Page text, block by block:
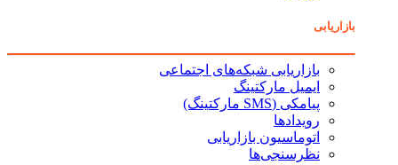
بازاریابی
بازاریابی شبکه‌های اجتماعی
ایمیل مارکتینگ
پیامکی (SMS مارکتینگ)
رویدادها
اتوماسیون بازاریابی
نظرسنجی‌ها